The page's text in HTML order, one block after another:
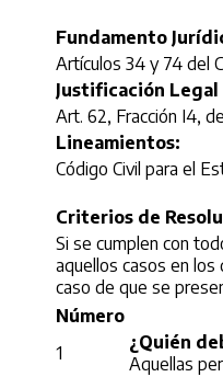
Fundamento
Artículos 34 y 74 del
Justificación Legal
Art. 62, Fracción I4,
Lineamientos:
Código Civil para el
Criterios de
Si se cumplen con
aquellos casos en
caso de que se
Número
1
¿Quién
Aquellas